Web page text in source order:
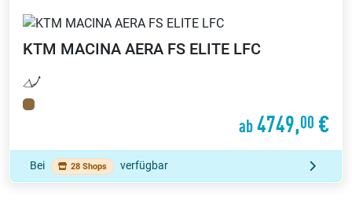
KTM MACINA AERA FS ELITE LFC
ab4749,00 €
Bei 28 Shops verfügbar